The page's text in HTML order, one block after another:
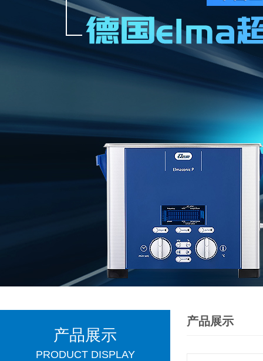
产品展示
PRODUCT DISPLAY
产品展示